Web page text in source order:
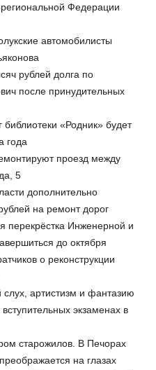
Федерации
автомобилисты
рублей долга по
после принудительных
«Родник» будет
года
проезд между
5
дополнительно
на ремонт дорог
перекрёстка Инженерной и
до октября
о реконструкции
артистизм и фантазию
экзаменах в
старожилов. В Печорах
на глазах